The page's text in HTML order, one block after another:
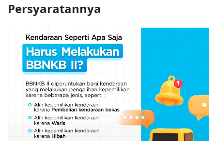
Persyaratannya